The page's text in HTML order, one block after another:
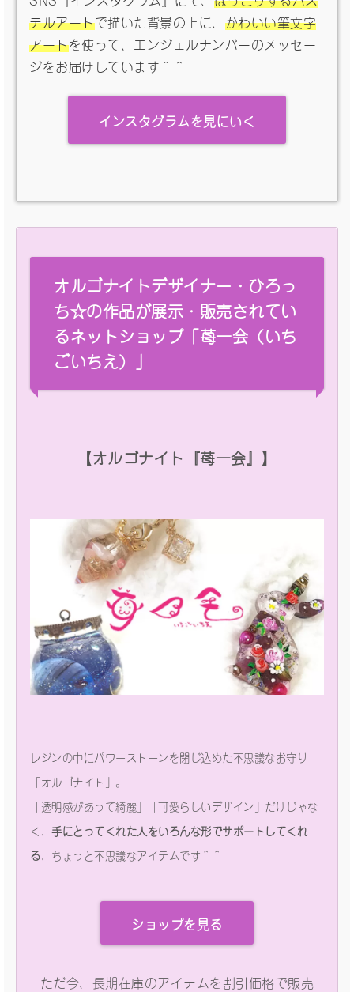
テルアートで描いた背景の上に、 かわいい筆文字
アートを使って、エンジェルナンバーのメッセー
ジをお届けしています＾＾
インスタグラムを見にいく
オルゴナイトデザイナー・ひろっ
ち☆の作品が展示・販売されてい
るネットショップ「苺一会（いち
ごいちえ）」
【オルゴナイト『苺一会』】
レジンの中にパワーストーンを閉じ込めた不思議なお守り
「オルゴナイト」。
「透明感があって綺麗」「可愛らしいデザイン」だけじゃな
く、 手にとってくれた人をいろんな形でサポートしてくれ
る 、ちょっと不思議なアイテムです＾＾
ショップを見る
ただ今、長期在庫のアイテムを割引価格で販売